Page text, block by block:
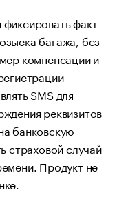
факт
багажа, без
компенсации и
SMS для
реквизитов
банковскую
страховой случай
Продукт не